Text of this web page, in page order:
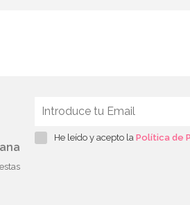
He leído y acepto la Política de